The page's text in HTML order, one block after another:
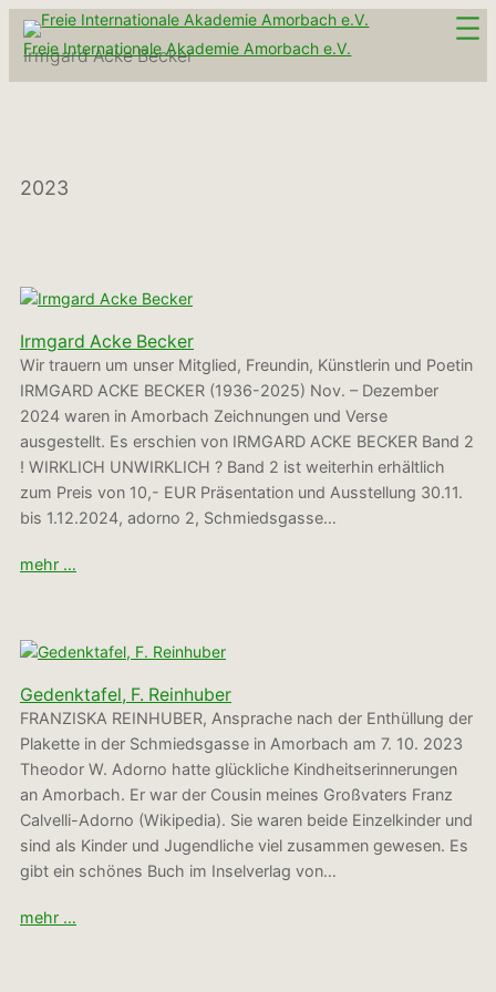
Zum
Inhalt
springen
Irmgard Acke Becker
Freie Internationale Akademie Amorbach e.V.
2023
Irmgard Acke Becker
Wir trauern um unser Mitglied, Freundin, Künstlerin und Poetin
IRMGARD ACKE BECKER (1936-2025) Nov. – Dezember
2024 waren in Amorbach Zeichnungen und Verse
ausgestellt. Es erschien von IRMGARD ACKE BECKER Band 2
! WIRKLICH UNWIRKLICH ? Band 2 ist weiterhin erhältlich
zum Preis von 10,- EUR Präsentation und Ausstellung 30.11.
bis 1.12.2024, adorno 2, Schmiedsgasse…
mehr …
Gedenktafel, F. Reinhuber
FRANZISKA REINHUBER, Ansprache nach der Enthüllung der
Plakette in der Schmiedsgasse in Amorbach am 7. 10. 2023
Theodor W. Adorno hatte glückliche Kindheitserinnerungen
an Amorbach. Er war der Cousin meines Großvaters Franz
Calvelli-Adorno (Wikipedia). Sie waren beide Einzelkinder und
sind als Kinder und Jugendliche viel zusammen gewesen. Es
gibt ein schönes Buch im Inselverlag von…
mehr …